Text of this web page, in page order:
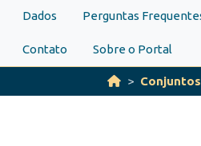
Dados Perguntas
Contato Sobre o Portal